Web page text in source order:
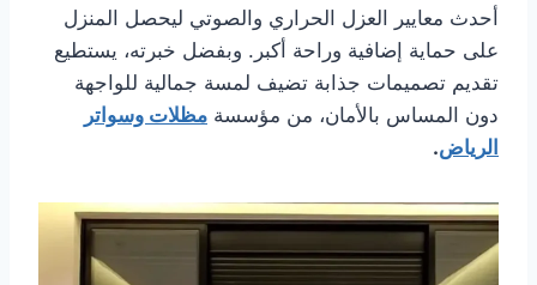
أحدث معايير العزل الحراري والصوتي ليحصل المنزل
على حماية إضافية وراحة أكبر. وبفضل خبرته، يستطيع
تقديم تصميمات جذابة تضيف لمسة جمالية للواجهة
دون المساس بالأمان، من مؤسسة مظلات وسواتر
الرياض.